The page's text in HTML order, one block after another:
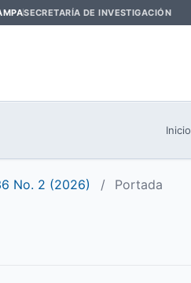
SECRETARÍA DE INVESTIGACIÓN
Inicio
No. 2 (2026) / Portada